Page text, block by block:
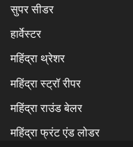
सुपर सीडर
हार्वेस्टर
महिंद्रा थ्रेशर
महिंद्रा स्ट्रॉ रीपर
महिंद्रा राउंड बेलर
महिंद्रा फ्रंट एंड लोडर